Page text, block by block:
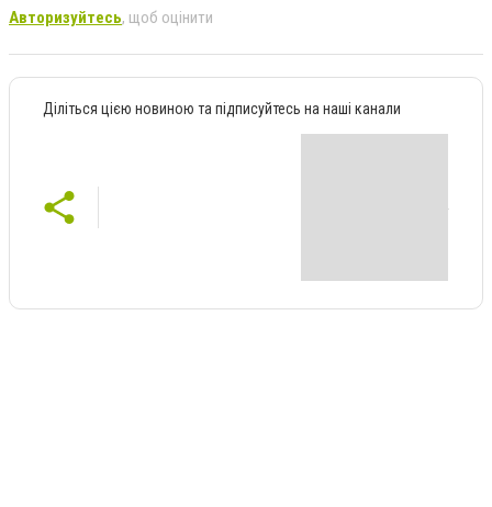
Авторизуйтесь, щоб оцінити
Діліться цією новиною та підписуйтесь на наші канали